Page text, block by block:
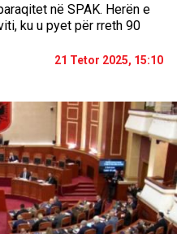
në SPAK. Herën e
ku u pyet për rreth 90
21 Tetor 2025, 15:10